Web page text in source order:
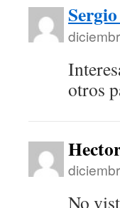
otros
No